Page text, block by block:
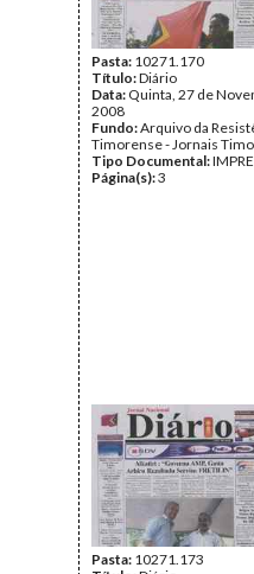
Pasta: 10271.170
Título:Diário
Data: Quinta, 27 de
2008
Fundo:Arquivo da
Timorense - Jornais
Tipo Documental:
Página(s):3
Pasta: 10271.173